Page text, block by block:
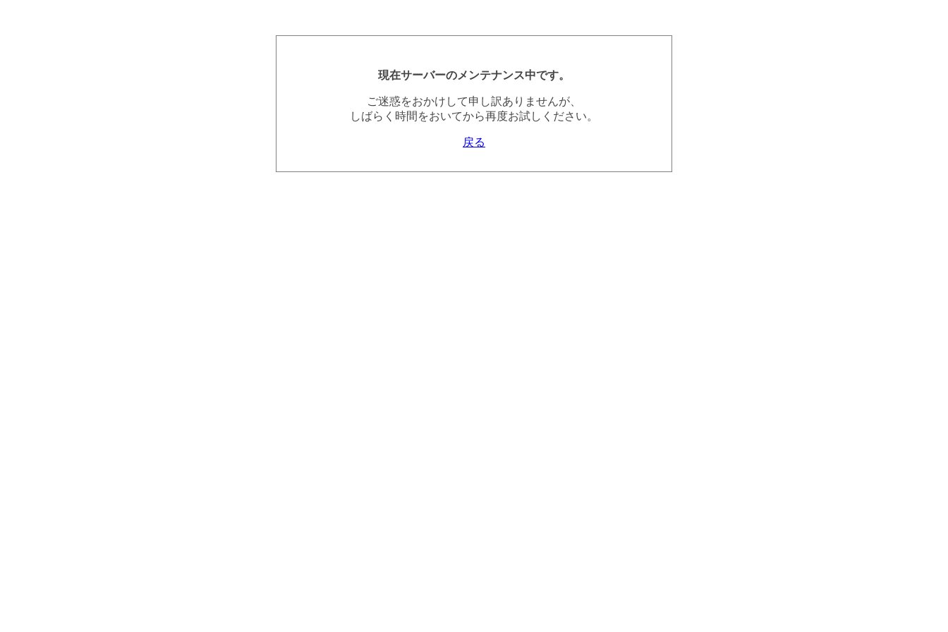
現在サーバーのメンテナンス中です。
ご迷惑をおかけして申し訳ありませんが、
しばらく時間をおいてから再度お試しください。
戻る